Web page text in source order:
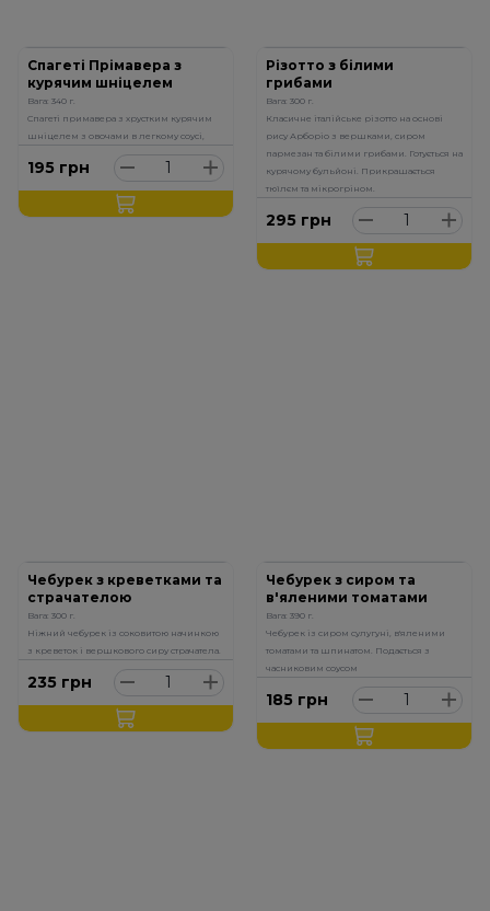
Спагеті Прімавера з
курячим шніцелем
Вага: 340 г.
Спагеті примавера з хрустким курячим
шніцелем з овочами в легкому соусі,
195 грн
Різотто з білими
грибами
Вага: 300 г.
Класичне італійське різотто на основі
рису Арборіо з вершками, сиром
пармезан та білими грибами. Готується на
курячому бульйоні. Прикрашається
тюїлєм та мікрогріном.
295 грн
Чебурек з креветками та
страчателою
Вага: 300 г.
Ніжний чебурек із соковитою начинкою
з креветок і вершкового сиру страчатела.
235 грн
Чебурек з сиром та
в'яленими томатами
Вага: 390 г.
Чебурек із сиром сулугуні, в'яленими
томатами та шпинатом. Подається з
часниковим соусом
185 грн